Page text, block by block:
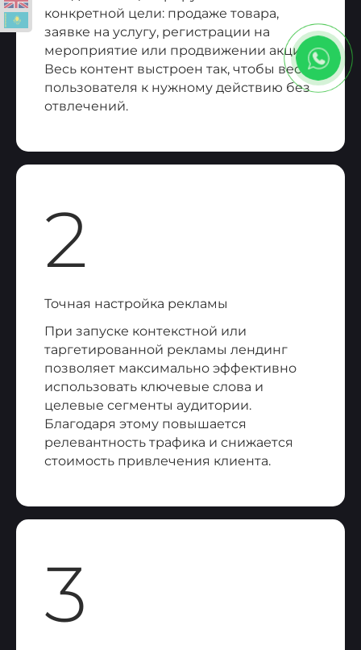
конкретной цели: продаже товара,
заявке на услугу, регистрации на
мероприятие или продвижении акции.
Весь контент выстроен так, чтобы вести
пользователя к нужному действию без
отвлечений.
2
Точная настройка рекламы
При запуске контекстной или
таргетированной рекламы лендинг
позволяет максимально эффективно
использовать ключевые слова и
целевые сегменты аудитории.
Благодаря этому повышается
релевантность трафика и снижается
стоимость привлечения клиента.
3